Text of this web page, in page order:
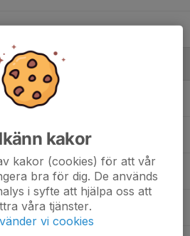
DJ
Huvudtränare DJ
Huvudtränare F11/12
kakor
kakor (cookies) för att vår
bra för dig. De används
i syfte att hjälpa oss att
våra tjänster.
vi cookies